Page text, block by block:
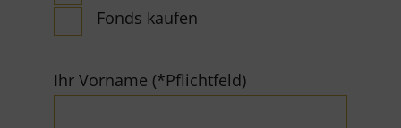
Fonds kaufen
Ihr Vorname (*Pflichtfeld)